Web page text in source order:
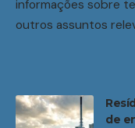
informações sobre
outros assuntos
de